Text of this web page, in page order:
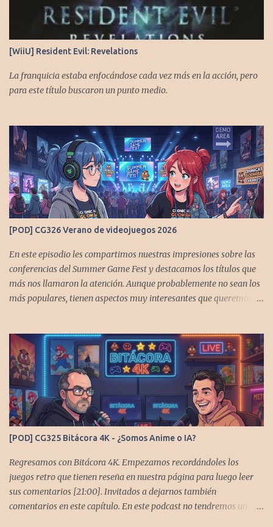
[WiiU] Resident Evil: Revelations
La franquicia estaba enfocándose cada vez más en la acción, pero
para este título buscaron un punto medio.
[POD] CG326 Verano de videojuegos 2026
En este episodio les compartimos nuestras impresiones sobre las
conferencias del Summer Game Fest y destacamos los títulos que
más nos llamaron la atención. Aunque probablemente no sean los
más populares, tienen aspectos muy interesantes que queremos
nos agregan a sus plataformas de podcast y nos dejan
comentarios en las cuentas de redes. Spotify YouTube. Twitter -
https://x.com/CronicasGoomba Instagram -
https://www.instagram.com/cronicasgoomba/ Facebook -
https://www.facebook.com/CronicasGoomba Si no estamos en tu
plataforma nos puedes agregarcn el código rss:
[POD] CG325 Bitácora 4K - ¿Somos Anime o IA?
Regresamos con Bitácora 4K. Empezamos recordándoles los
juegos retro que tienen reseña en nuestra página para luego leer
sus comentarios [21:00]. Invitados a dejarnos también
comentarios en este capítulo. En este podcast no tendremos un